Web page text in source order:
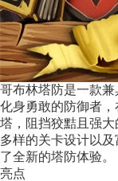
哥布林塔防是一款
化身勇敢的防御者
塔，阻挡狡黠且强大
多样的关卡设计以
了全新的塔防体验。
亮点